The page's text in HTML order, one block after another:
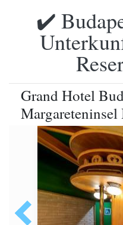
✔️
Grand Hotel
Margareteninsel